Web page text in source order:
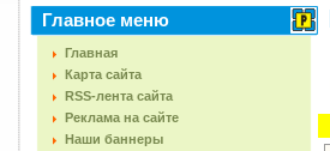
Главное меню
Главная
Карта сайта
RSS-лента сайта
Реклама на сайте
Наши баннеры